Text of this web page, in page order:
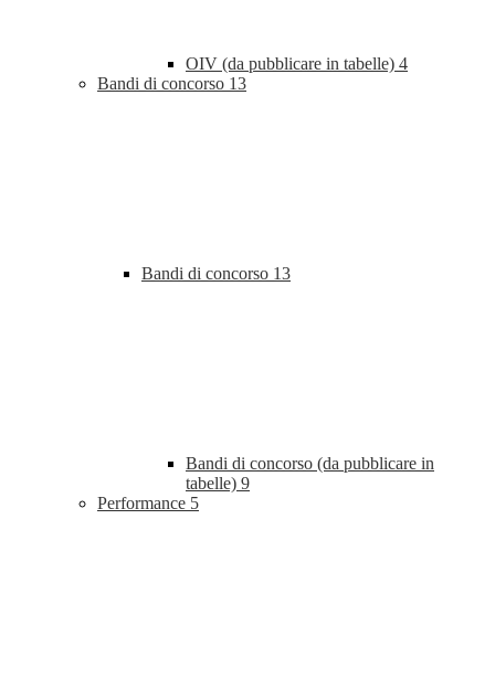
OIV (da pubblicare in tabelle) 4
Bandi di concorso 13
Bandi di concorso 13
Bandi di concorso (da pubblicare in
tabelle) 9
Performance 5